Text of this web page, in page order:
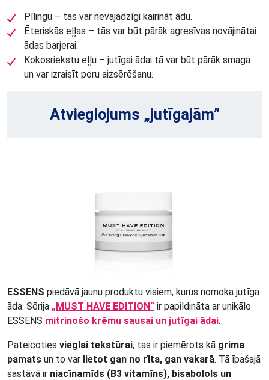
Pīlingu – tas var nevajadzīgi kairināt ādu.
Ēteriskās eļļas – tās var būt pārāk agresīvas novājinātai
ādas barjerai.
Kokosriekstu eļļu – jutīgai ādai tā var būt pārāk smaga
un var izraisīt poru aizsērēšanu.
Atvieglojums „jutīgajām”
ESSENS piedāvā jaunu produktu visiem, kurus nomoka jutīga
āda. Sērija „MUST HAVE EDITION“ ir papildināta ar unikālo
ESSENS mitrinošo krēmu sausai un jutīgai ādai.
Pateicoties vieglai tekstūrai, tas ir piemērots kā grima
pamats un to var lietot gan no rīta, gan vakarā. Tā īpašajā
sastāvā ir niacīnamīds (B3 vitamīns), bisabolols un